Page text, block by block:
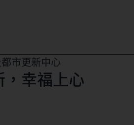
市更新中心
，幸福上心